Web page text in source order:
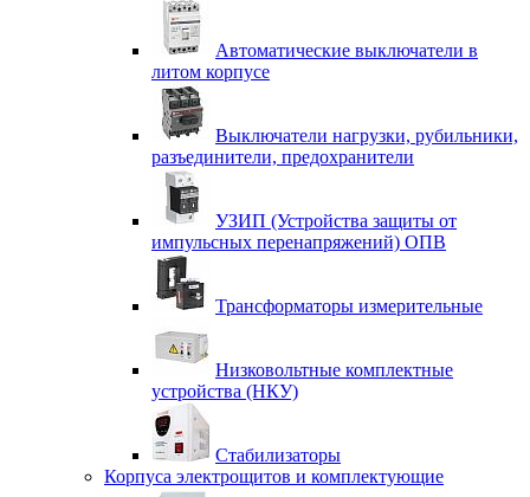
Автоматические выключатели в
литом корпусе
Выключатели нагрузки, рубильники,
разъединители, предохранители
УЗИП (Устройства защиты от
импульсных перенапряжений) ОПВ
Трансформаторы измерительные
Низковольтные комплектные
устройства (НКУ)
Стабилизаторы
Корпуса электрощитов и комплектующие